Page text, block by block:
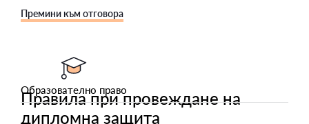
Премини към отговора
Образователно право
Правила при провеждане на
дипломна защита